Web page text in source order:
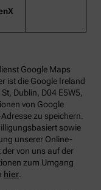
Google Maps
ist die Google Ireland
Dublin, D04 E5W5,
von Google
zu speichern.
sowie
unserer Online-
von uns auf der
zum Umgang
hier.